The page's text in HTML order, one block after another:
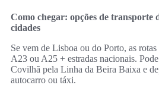
Como chegar: opções de transporte
cidades
Se vem de Lisboa ou do Porto, as
A23 ou A25 + estradas nacionais.
Covilhã pela Linha da Beira Baixa e
autocarro ou táxi.